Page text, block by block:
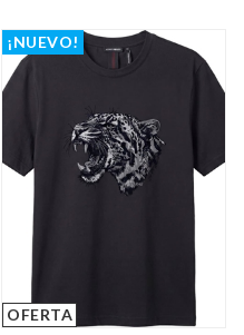
OFERTA
¡NUEVO!